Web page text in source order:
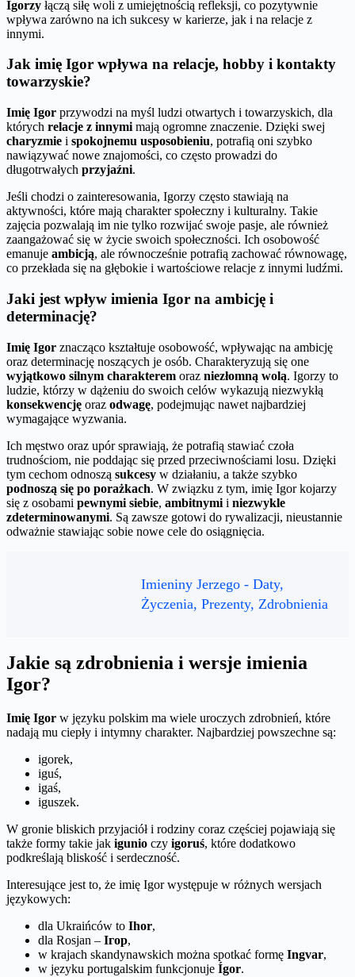
Igorzy łączą siłę woli z umiejętnością refleksji, co pozytywnie
wpływa zarówno na ich sukcesy w karierze, jak i na relacje z
innymi.
Jak imię Igor wpływa na relacje, hobby i kontakty
towarzyskie?
Imię Igor przywodzi na myśl ludzi otwartych i towarzyskich, dla
których relacje z innymi mają ogromne znaczenie. Dzięki swej
charyzmie i spokojnemu usposobieniu, potrafią oni szybko
nawiązywać nowe znajomości, co często prowadzi do
długotrwałych przyjaźni.
Jeśli chodzi o zainteresowania, Igorzy często stawiają na
aktywności, które mają charakter społeczny i kulturalny. Takie
zajęcia pozwalają im nie tylko rozwijać swoje pasje, ale również
zaangażować się w życie swoich społeczności. Ich osobowość
emanuje ambicją, ale równocześnie potrafią zachować równowagę,
co przekłada się na głębokie i wartościowe relacje z innymi ludźmi.
Jaki jest wpływ imienia Igor na ambicję i
determinację?
Imię Igor znacząco kształtuje osobowość, wpływając na ambicję
oraz determinację noszących je osób. Charakteryzują się one
wyjątkowo silnym charakterem oraz niezłomną wolą. Igorzy to
ludzie, którzy w dążeniu do swoich celów wykazują niezwykłą
konsekwencję oraz odwagę, podejmując nawet najbardziej
wymagające wyzwania.
Ich męstwo oraz upór sprawiają, że potrafią stawiać czoła
trudnościom, nie poddając się przed przeciwnościami losu. Dzięki
tym cechom odnoszą sukcesy w działaniu, a także szybko
podnoszą się po porażkach. W związku z tym, imię Igor kojarzy
się z osobami pewnymi siebie, ambitnymi i niezwykle
zdeterminowanymi. Są zawsze gotowi do rywalizacji, nieustannie
odważnie stawiając sobie nowe cele do osiągnięcia.
Imieniny Jerzego - Daty,
Życzenia, Prezenty, Zdrobnienia
Jakie są zdrobnienia i wersje imienia
Igor?
Imię Igor w języku polskim ma wiele uroczych zdrobnień, które
nadają mu ciepły i intymny charakter. Najbardziej powszechne są:
igorek,
iguś,
igaś,
iguszek.
W gronie bliskich przyjaciół i rodziny coraz częściej pojawiają się
także formy takie jak igunio czy igoruś, które dodatkowo
podkreślają bliskość i serdeczność.
Interesujące jest to, że imię Igor występuje w różnych wersjach
językowych:
dla Ukraińców to Ihor,
dla Rosjan – Ігор,
w krajach skandynawskich można spotkać formę Ingvar,
w języku portugalskim funkcjonuje Ígor.